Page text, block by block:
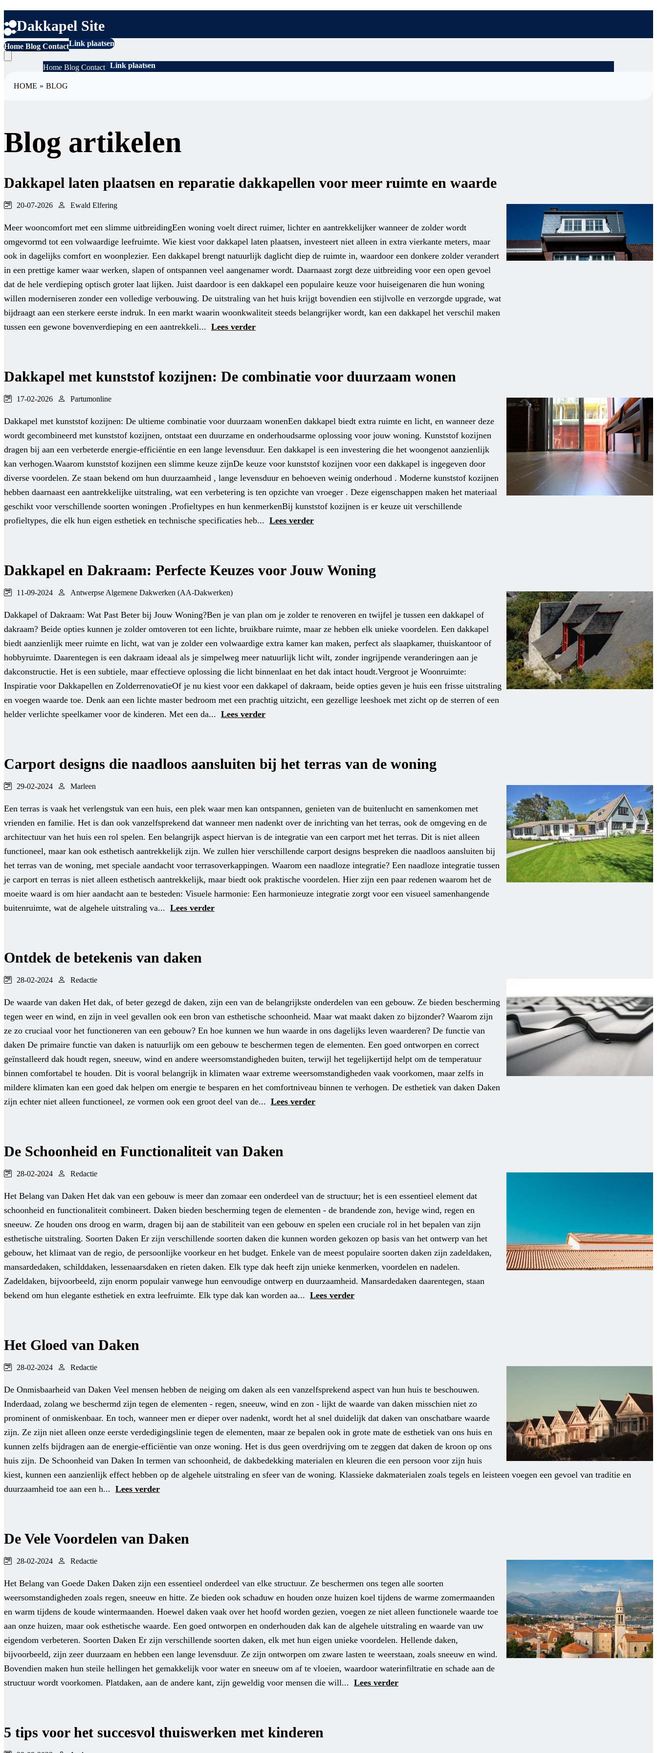
Dakkapel Site
Home Blog ContactLink plaatsen
HomeBlogContact Link plaatsen
HOME » BLOG
Blog artikelen
Dakkapel laten plaatsen en reparatie dakkapellen voor meer ruimte en waarde
20-07-2026 Ewald Elfering
Meer wooncomfort met een slimme uitbreidingEen woning voelt direct ruimer, lichter en aantrekkelijker wanneer de zolder wordt
omgevormd tot een volwaardige leefruimte. Wie kiest voor dakkapel laten plaatsen, investeert niet alleen in extra vierkante meters, maar
ook in dagelijks comfort en woonplezier. Een dakkapel brengt natuurlijk daglicht diep de ruimte in, waardoor een donkere zolder verandert
in een prettige kamer waar werken, slapen of ontspannen veel aangenamer wordt. Daarnaast zorgt deze uitbreiding voor een open gevoel
dat de hele verdieping optisch groter laat lijken. Juist daardoor is een dakkapel een populaire keuze voor huiseigenaren die hun woning
willen moderniseren zonder een volledige verbouwing. De uitstraling van het huis krijgt bovendien een stijlvolle en verzorgde upgrade, wat
bijdraagt aan een sterkere eerste indruk. In een markt waarin woonkwaliteit steeds belangrijker wordt, kan een dakkapel het verschil maken
tussen een gewone bovenverdieping en een aantrekkeli... Lees verder
Dakkapel met kunststof kozijnen: De combinatie voor duurzaam wonen
17-02-2026 Partumonline
Dakkapel met kunststof kozijnen: De ultieme combinatie voor duurzaam wonenEen dakkapel biedt extra ruimte en licht, en wanneer deze
wordt gecombineerd met kunststof kozijnen, ontstaat een duurzame en onderhoudsarme oplossing voor jouw woning. Kunststof kozijnen
dragen bij aan een verbeterde energie-efficiëntie en een lange levensduur. Een dakkapel is een investering die het woongenot aanzienlijk
kan verhogen.Waarom kunststof kozijnen een slimme keuze zijnDe keuze voor kunststof kozijnen voor een dakkapel is ingegeven door
diverse voordelen. Ze staan bekend om hun duurzaamheid , lange levensduur en behoeven weinig onderhoud . Moderne kunststof kozijnen
hebben daarnaast een aantrekkelijke uitstraling, wat een verbetering is ten opzichte van vroeger . Deze eigenschappen maken het materiaal
geschikt voor verschillende soorten woningen .Profieltypes en hun kenmerkenBij kunststof kozijnen is er keuze uit verschillende
profieltypes, die elk hun eigen esthetiek en technische specificaties heb... Lees verder
Dakkapel en Dakraam: Perfecte Keuzes voor Jouw Woning
11-09-2024 Antwerpse Algemene Dakwerken (AA-Dakwerken)
Dakkapel of Dakraam: Wat Past Beter bij Jouw Woning?Ben je van plan om je zolder te renoveren en twijfel je tussen een dakkapel of
dakraam? Beide opties kunnen je zolder omtoveren tot een lichte, bruikbare ruimte, maar ze hebben elk unieke voordelen. Een dakkapel
biedt aanzienlijk meer ruimte en licht, wat van je zolder een volwaardige extra kamer kan maken, perfect als slaapkamer, thuiskantoor of
hobbyruimte. Daarentegen is een dakraam ideaal als je simpelweg meer natuurlijk licht wilt, zonder ingrijpende veranderingen aan je
dakconstructie. Het is een subtiele, maar effectieve oplossing die licht binnenlaat en het dak intact houdt.Vergroot je Woonruimte:
Inspiratie voor Dakkapellen en ZolderrenovatieOf je nu kiest voor een dakkapel of dakraam, beide opties geven je huis een frisse uitstraling
en voegen waarde toe. Denk aan een lichte master bedroom met een prachtig uitzicht, een gezellige leeshoek met zicht op de sterren of een
helder verlichte speelkamer voor de kinderen. Met een da... Lees verder
Carport designs die naadloos aansluiten bij het terras van de woning
29-02-2024 Marleen
Een terras is vaak het verlengstuk van een huis, een plek waar men kan ontspannen, genieten van de buitenlucht en samenkomen met
vrienden en familie. Het is dan ook vanzelfsprekend dat wanneer men nadenkt over de inrichting van het terras, ook de omgeving en de
architectuur van het huis een rol spelen. Een belangrijk aspect hiervan is de integratie van een carport met het terras. Dit is niet alleen
functioneel, maar kan ook esthetisch aantrekkelijk zijn. We zullen hier verschillende carport designs bespreken die naadloos aansluiten bij
het terras van de woning, met speciale aandacht voor terrasoverkappingen. Waarom een naadloze integratie? Een naadloze integratie tussen
je carport en terras is niet alleen esthetisch aantrekkelijk, maar biedt ook praktische voordelen. Hier zijn een paar redenen waarom het de
moeite waard is om hier aandacht aan te besteden: Visuele harmonie: Een harmonieuze integratie zorgt voor een visueel samenhangende
buitenruimte, wat de algehele uitstraling va... Lees verder
Ontdek de betekenis van daken
28-02-2024 Redactie
De waarde van daken Het dak, of beter gezegd de daken, zijn een van de belangrijkste onderdelen van een gebouw. Ze bieden bescherming
tegen weer en wind, en zijn in veel gevallen ook een bron van esthetische schoonheid. Maar wat maakt daken zo bijzonder? Waarom zijn
ze zo cruciaal voor het functioneren van een gebouw? En hoe kunnen we hun waarde in ons dagelijks leven waarderen? De functie van
daken De primaire functie van daken is natuurlijk om een gebouw te beschermen tegen de elementen. Een goed ontworpen en correct
geïnstalleerd dak houdt regen, sneeuw, wind en andere weersomstandigheden buiten, terwijl het tegelijkertijd helpt om de temperatuur
binnen comfortabel te houden. Dit is vooral belangrijk in klimaten waar extreme weersomstandigheden vaak voorkomen, maar zelfs in
mildere klimaten kan een goed dak helpen om energie te besparen en het comfortniveau binnen te verhogen. De esthetiek van daken Daken
zijn echter niet alleen functioneel, ze vormen ook een groot deel van de... Lees verder
De Schoonheid en Functionaliteit van Daken
28-02-2024 Redactie
Het Belang van Daken Het dak van een gebouw is meer dan zomaar een onderdeel van de structuur; het is een essentieel element dat
schoonheid en functionaliteit combineert. Daken bieden bescherming tegen de elementen - de brandende zon, hevige wind, regen en
sneeuw. Ze houden ons droog en warm, dragen bij aan de stabiliteit van een gebouw en spelen een cruciale rol in het bepalen van zijn
esthetische uitstraling. Soorten Daken Er zijn verschillende soorten daken die kunnen worden gekozen op basis van het ontwerp van het
gebouw, het klimaat van de regio, de persoonlijke voorkeur en het budget. Enkele van de meest populaire soorten daken zijn zadeldaken,
mansardedaken, schilddaken, lessenaarsdaken en rieten daken. Elk type dak heeft zijn unieke kenmerken, voordelen en nadelen.
Zadeldaken, bijvoorbeeld, zijn enorm populair vanwege hun eenvoudige ontwerp en duurzaamheid. Mansardedaken daarentegen, staan ​​
bekend om hun elegante esthetiek en extra leefruimte. Elk type dak kan worden aa... Lees verder
Het Gloed van Daken
28-02-2024 Redactie
De Onmisbaarheid van Daken Veel mensen hebben de neiging om daken als een vanzelfsprekend aspect van hun huis te beschouwen.
Inderdaad, zolang we beschermd zijn tegen de elementen - regen, sneeuw, wind en zon - lijkt de waarde van daken misschien niet zo
prominent of onmiskenbaar. En toch, wanneer men er dieper over nadenkt, wordt het al snel duidelijk dat daken van onschatbare waarde
zijn. Ze zijn niet alleen onze eerste verdedigingslinie tegen de elementen, maar ze bepalen ook in grote mate de esthetiek van ons huis en
kunnen zelfs bijdragen aan de energie-efficiëntie van onze woning. Het is dus geen overdrijving om te zeggen dat daken de kroon op ons
huis zijn. De Schoonheid van Daken In termen van schoonheid, de dakbedekking materialen en kleuren die een persoon voor zijn huis
kiest, kunnen een aanzienlijk effect hebben op de algehele uitstraling en sfeer van de woning. Klassieke dakmaterialen zoals tegels en leisteen voegen een gevoel van traditie en
duurzaamheid toe aan een h... Lees verder
De Vele Voordelen van Daken
28-02-2024 Redactie
Het Belang van Goede Daken Daken zijn een essentieel onderdeel van elke structuur. Ze beschermen ons tegen alle soorten
weersomstandigheden zoals regen, sneeuw en hitte. Ze bieden ook schaduw en houden onze huizen koel tijdens de warme zomermaanden
en warm tijdens de koude wintermaanden. Hoewel daken vaak over het hoofd worden gezien, voegen ze niet alleen functionele waarde toe
aan onze huizen, maar ook esthetische waarde. Een goed ontworpen en onderhouden dak kan de algehele uitstraling en waarde van uw
eigendom verbeteren. Soorten Daken Er zijn verschillende soorten daken, elk met hun eigen unieke voordelen. Hellende daken,
bijvoorbeeld, zijn zeer duurzaam en hebben een lange levensduur. Ze zijn ontworpen om zware lasten te weerstaan, zoals sneeuw en wind.
Bovendien maken hun steile hellingen het gemakkelijk voor water en sneeuw om af te vloeien, waardoor waterinfiltratie en schade aan de
structuur wordt voorkomen. Platdaken, aan de andere kant, zijn geweldig voor mensen die will... Lees verder
5 tips voor het succesvol thuiswerken met kinderen